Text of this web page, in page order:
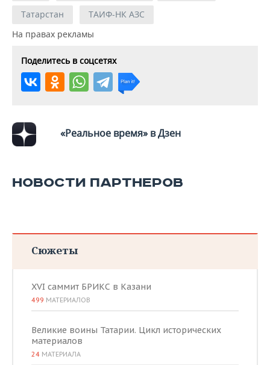
Татарстан
ТАИФ-НК АЗС
На правах рекламы
Поделитесь в соцсетях
«Реальное время» в Дзен
НОВОСТИ ПАРТНЕРОВ
Сюжеты
XVI саммит БРИКС в Казани
499 МАТЕРИАЛОВ
Великие воины Татарии. Цикл исторических
материалов
24 МАТЕРИАЛА